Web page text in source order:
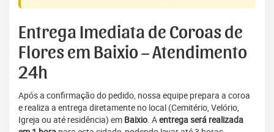
Entrega Imediata de Coroas de
Flores em Baixio – Atendimento
24h
Após a confirmação do pedido, nossa equipe prepara a coroa
e realiza a entrega diretamente no local (Cemitério, Velório,
Igreja ou até residência) em Baixio. Aentrega será realizada